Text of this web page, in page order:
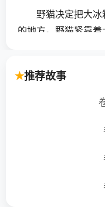
野猫决定把大冰
的地方。野猫紧靠着
平时，这里来来往
终于，路口走来一
推荐故事